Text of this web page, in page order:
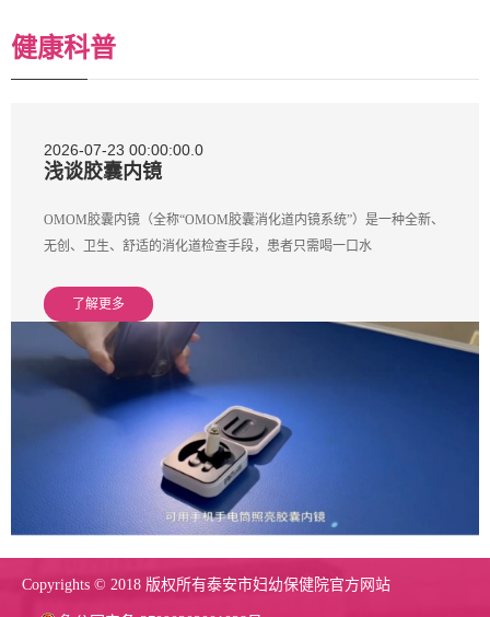
健康科普
2026-07-23 00:00:00.0
浅谈胶囊内镜
OMOM胶囊内镜（全称“OMOM胶囊消化道内镜系统”）是一种全新、
无创、卫生、舒适的消化道检查手段，患者只需喝一口水
了解更多
Copyrights © 2018 版权所有泰安市妇幼保健院官方网站